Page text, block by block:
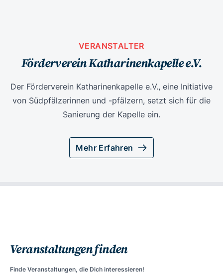
VERANSTALTER
Förderverein Katharinenkapelle e.V.
Der Förderverein Katharinenkapelle e.V., eine Initiative
von Südpfälzerinnen und -pfälzern, setzt sich für die
Sanierung der Kapelle ein.
Mehr Erfahren
Veranstaltungen finden
Finde Veranstaltungen, die Dich interessieren!